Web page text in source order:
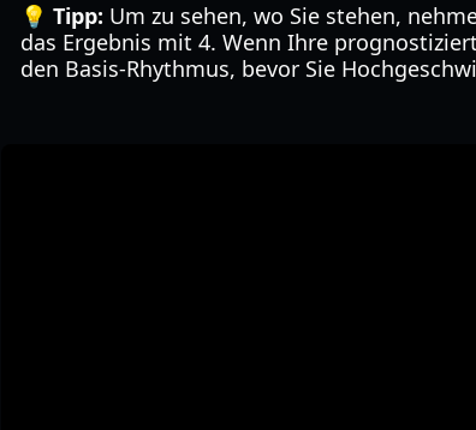
💡 Tipp: Um zu sehen, wo Sie stehen,
das Ergebnis mit 4. Wenn Ihre
den Basis-Rhythmus, bevor Sie